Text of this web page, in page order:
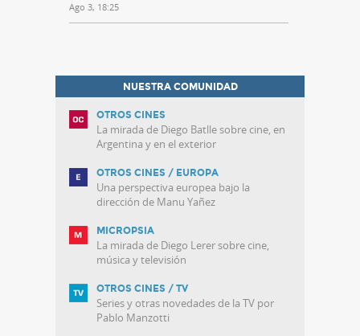
Ago 3, 18:25
NUESTRA COMUNIDAD
OTROS CINES
La mirada de Diego Batlle sobre cine, en
Argentina y en el exterior
OTROS CINES / EUROPA
Una perspectiva europea bajo la
dirección de Manu Yañez
MICROPSIA
La mirada de Diego Lerer sobre cine,
música y televisión
OTROS CINES / TV
Series y otras novedades de la TV por
Pablo Manzotti